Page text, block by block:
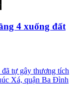
4 xuống đất
tự gây thương tích
Xá, quận Ba Đình